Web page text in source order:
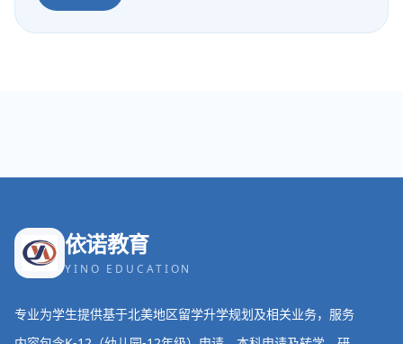
依诺教育
YINO EDUCATION
专业为学生提供基于北美地区留学升学规划及相关业务，服务